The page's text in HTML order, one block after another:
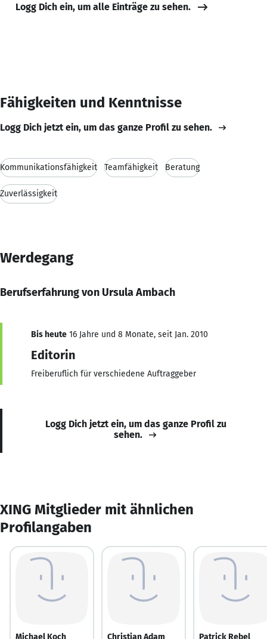
Logg Dich ein, um alle Einträge zu sehen.
Fähigkeiten und Kenntnisse
Logg Dich jetzt ein, um das ganze Profil zu sehen.
Kommunikationsfähigkeit Teamfähigkeit Beratung
Zuverlässigkeit
Werdegang
Berufserfahrung von Ursula Ambach
Bis heute 16 Jahre und 8 Monate, seit Jan. 2010
Editorin
Freiberuflich für verschiedene Auftraggeber
Logg Dich jetzt ein, um das ganze Profil zu
sehen.
XING Mitglieder mit ähnlichen
Profilangaben
Michael Koch Christian Adam Patrick Rebel